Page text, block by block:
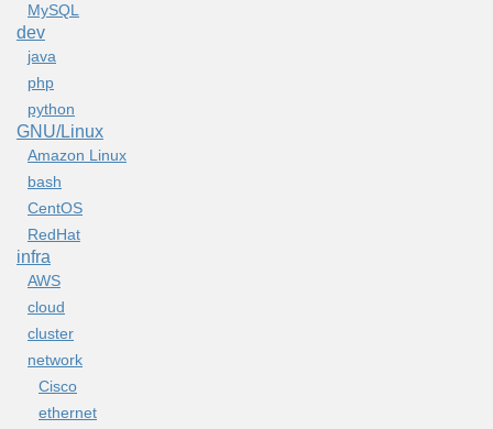
MySQL
dev
java
php
python
GNU/Linux
Amazon Linux
bash
CentOS
RedHat
infra
AWS
cloud
cluster
network
Cisco
ethernet